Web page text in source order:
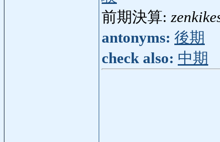
前期決算:
antonyms: 後期
check also: 中期